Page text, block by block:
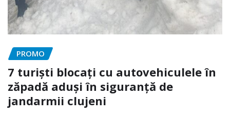
PROMO
7 turiști blocați cu autovehiculele în
zăpadă aduși în siguranță de
jandarmii clujeni